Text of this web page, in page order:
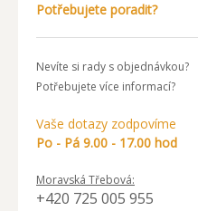
Potřebujete poradit?
Nevíte si rady s objednávkou?
Potřebujete více informací?
Vaše dotazy zodpovíme
Po - Pá 9.00 - 17.00 hod
Moravská Třebová:
+420 725 005 955